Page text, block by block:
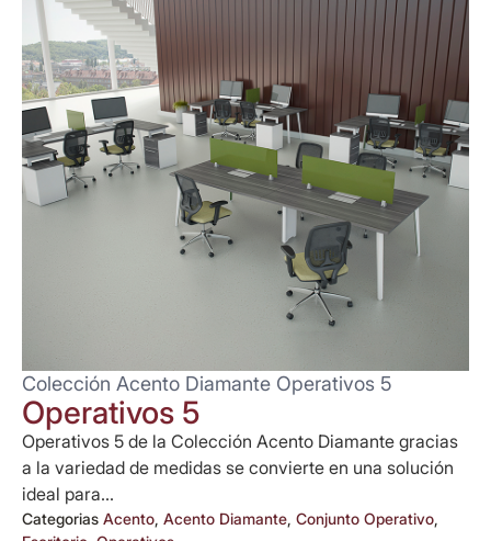
Colección Acento Diamante Operativos 5
Operativos 5
Operativos 5 de la Colección Acento Diamante gracias
a la variedad de medidas se convierte en una solución
ideal para...
Categorias Acento, Acento Diamante, Conjunto Operativo,